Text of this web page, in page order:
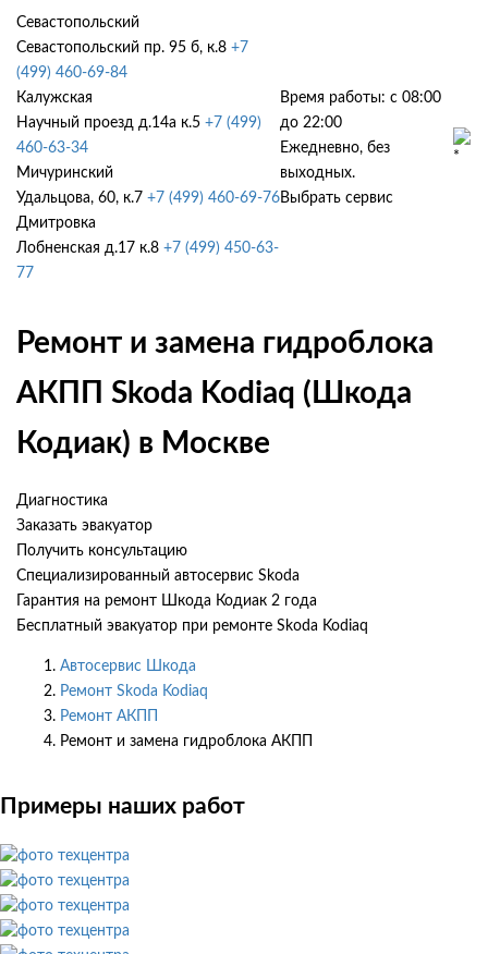
Севастопольский
Севастопольский пр. 95 б, к.8 +7
(499) 460-69-84
Калужская
Научный проезд д.14а к.5 +7 (499)
460-63-34
Мичуринский
Удальцова, 60, к.7 +7 (499) 460-69-76
Дмитровка
Лобненская д.17 к.8 +7 (499) 450-63-
77
Время работы: с 08:00
до 22:00
Ежедневно, без
выходных.
Выбрать сервис
Ремонт и замена гидроблока
АКПП Skoda Kodiaq (Шкода
Кодиак) в Москве
Диагностика
Заказать эвакуатор
Получить консультацию
Специализированный автосервис Skoda
Гарантия на ремонт Шкода Кодиак 2 года
Бесплатный эвакуатор при ремонте Skoda Kodiaq
Автосервис Шкода
Ремонт Skoda Kodiaq
Ремонт АКПП
Ремонт и замена гидроблока АКПП
Примеры наших работ